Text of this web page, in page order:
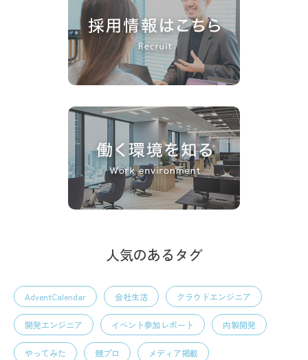
人気のあるタグ
AdventCalendar 会社生活 クラウドエンジニア
開発エンジニア イベント参加レポート 内製開発
やってみた 競プロ メディア掲載